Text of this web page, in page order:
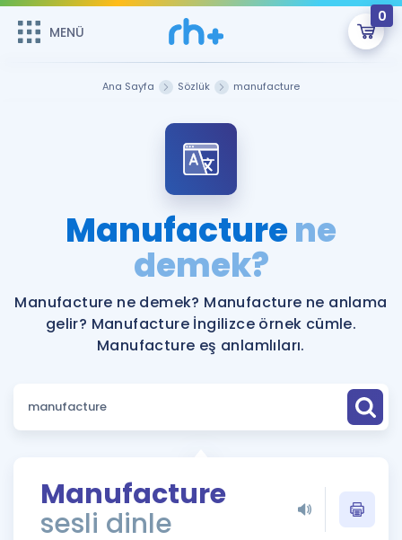
MENÜ
0
Şifremi Hatırlamıyorum
Sepetin Şu An Boş.
Remzi Hoca ile seni sınava hazırlayacak onlarca eğitim seni
bekliyor!
MENÜ
Katılımcı Görüşleri
Faydalı Araçlar
Ücretsiz Kaynaklar
ÖSYM Sınav Takvimi
İngilizce Gramer
Ana Sayfa Sözlük manufacture
Manufacturene
demek?
Manufacture ne demek? Manufacture ne anlama
gelir? Manufacture İngilizce örnek cümle.
Manufacture eş anlamlıları.
Manufacture
sesli dinle